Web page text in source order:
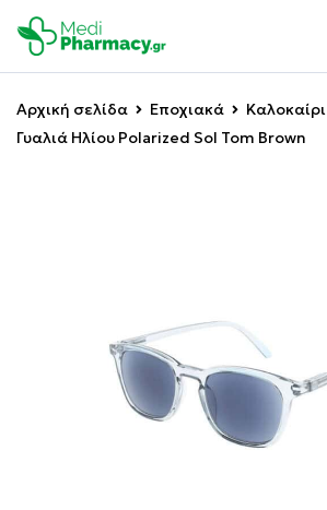
Αρχική σελίδα Εποχιακά Καλοκαίρι
Γυαλιά Ηλίου Polarized Sol Tom Brown